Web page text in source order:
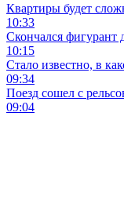
Квартиры будет
10:33
Скончался фигурант
10:15
Стало известно, в
09:34
Поезд сошел с
09:04